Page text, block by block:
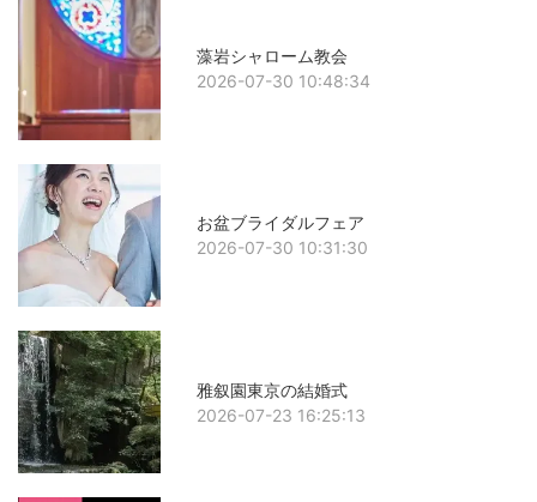
藻岩シャローム教会
2026-07-30 10:48:34
お盆ブライダルフェア
2026-07-30 10:31:30
雅叙園東京の結婚式
2026-07-23 16:25:13